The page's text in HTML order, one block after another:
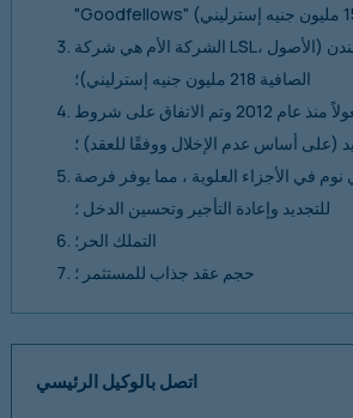
الشركة الأم هي شركة LSL، المدرجة في بورصة لندن (الأصول
الصافية 218 مليون جنيه إسترليني)؛
كان المستأجر مشغولاً منذ عام 2012 وتم الاتفاق على شروط
(على أساس عدم الإخلال ووفقًا للعقد) ؛
في الأجزاء العلوية ، مما يوفر فرصة
للتجديد وإعادة التأجير وتحسين الدخل ؛
التملك الحر؛
حجم عقد جذاب للمستثمر ؛
اتصل بالوكيل الرئيسي